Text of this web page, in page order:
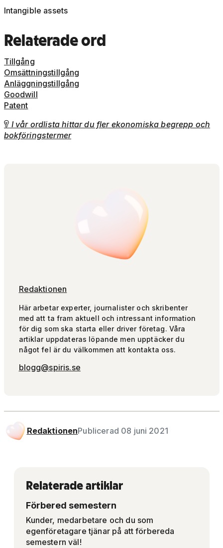
Intangible assets
Relaterade ord
Tillgång
Omsättningstillgång
Anläggningstillgång
Goodwill
Patent
 I vår ordlista hittar du fler ekonomiska begrepp och
bokföringstermer
Redaktionen
Här arbetar experter, journalister och skribenter
med att ta fram aktuell och intressant information
för dig som ska starta eller driver företag. Våra
artiklar uppdateras löpande men upptäcker du
något fel är du välkommen att kontakta oss.
blogg@spiris.se
RedaktionenPublicerad 08 juni 2021
Relaterade artiklar
Förbered semestern
Kunder, medarbetare och du som
egenföretagare tjänar på att förbereda
semestern väl!